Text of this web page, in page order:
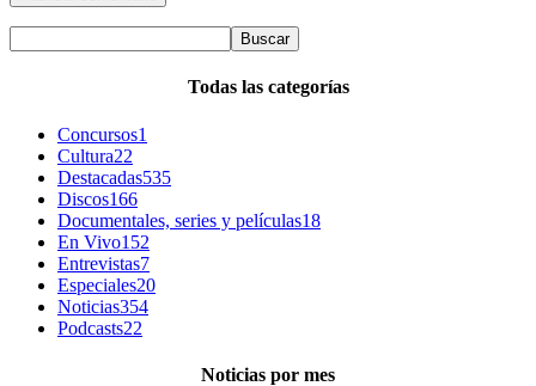
Todas las categorías
Concursos1
Cultura22
Destacadas535
Discos166
Documentales, series y películas18
En Vivo152
Entrevistas7
Especiales20
Noticias354
Podcasts22
Noticias por mes